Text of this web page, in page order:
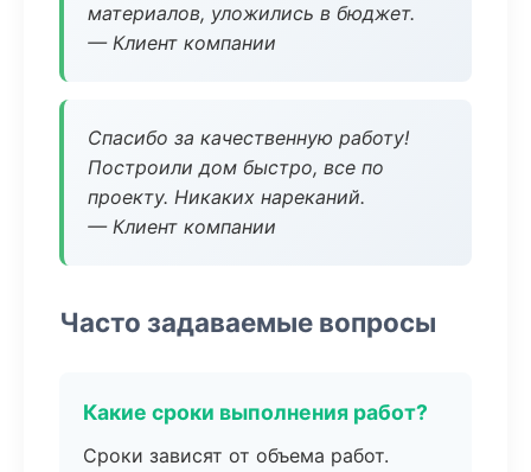
материалов, уложились в бюджет.
— Клиент компании
Спасибо за качественную работу!
Построили дом быстро, все по
проекту. Никаких нареканий.
— Клиент компании
Часто задаваемые вопросы
Какие сроки выполнения работ?
Сроки зависят от объема работ.